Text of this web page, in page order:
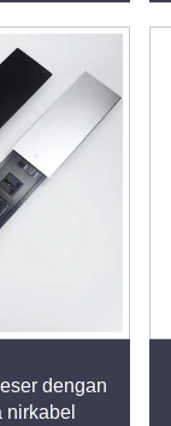
dengan
nirkabel